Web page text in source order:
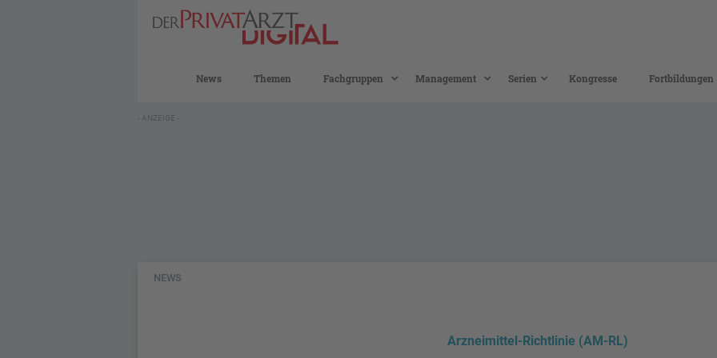
News Themen Fachgruppen Management Serien Kongresse Fortbildungen
- ANZEIGE -
NEWS
Arzneimittel-Richtlinie (AM-RL)